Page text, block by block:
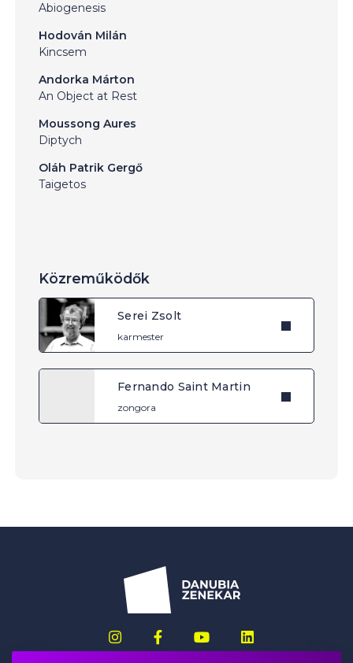
Abiogenesis
Hodován Milán
Kincsem
Andorka Márton
An Object at Rest
Moussong Aures
Diptych
Oláh Patrik Gergő
Taigetos
Közreműködők
Serei Zsolt
karmester
Fernando Saint Martin
zongora